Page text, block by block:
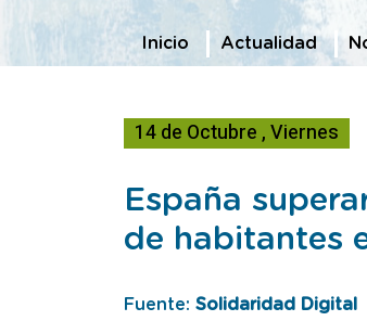
Te encuentras en
Inicio Actualidad
14de Octubre,Viernes
España
de habitantes
Fuente: Solidaridad Digital